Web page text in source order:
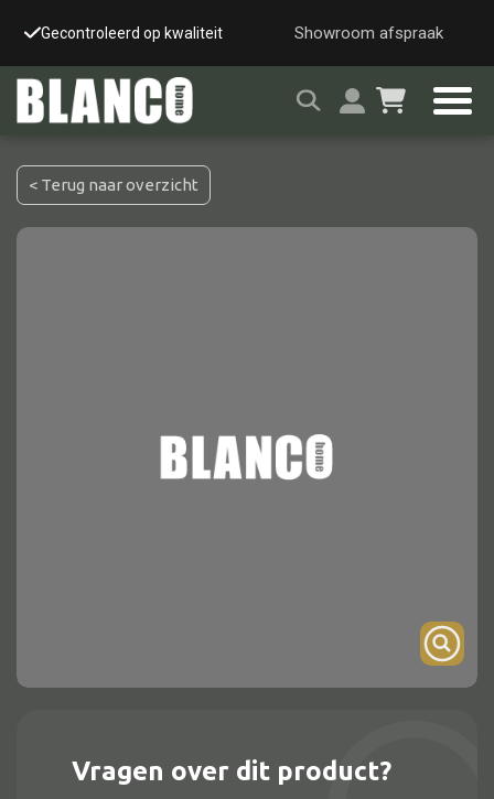
Gecontroleerd op kwaliteit Snelle & veilige
Showroom afspraak
Alle kasten
< Terug naar overzicht
Vragen over dit product?